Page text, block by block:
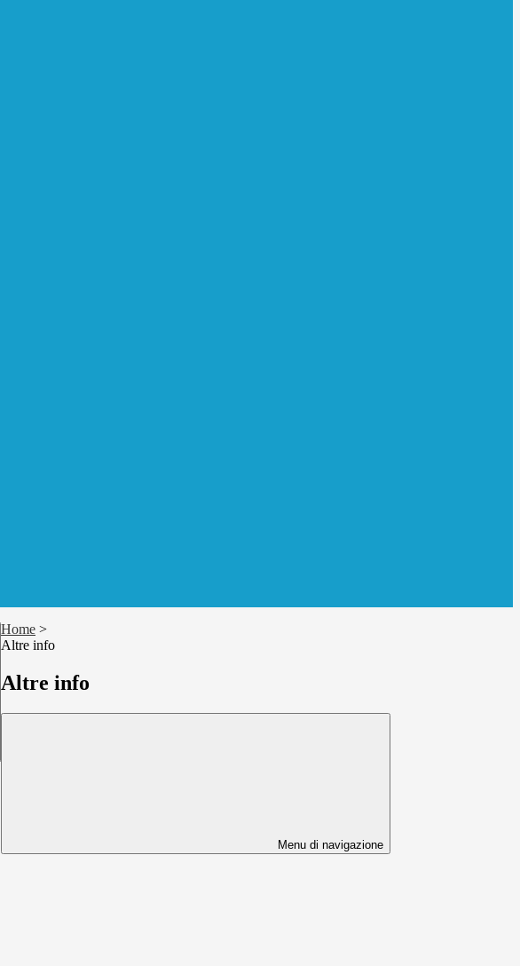
Home >
Altre info
Altre info
Menu di navigazione